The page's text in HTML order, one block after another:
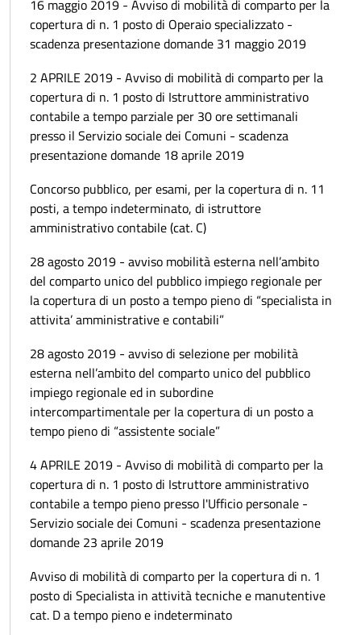
16 maggio 2019 - Avviso di mobilità di comparto per la
copertura di n. 1 posto di Operaio specializzato -
scadenza presentazione domande 31 maggio 2019
2 APRILE 2019 - Avviso di mobilità di comparto per la
copertura di n. 1 posto di Istruttore amministrativo
contabile a tempo parziale per 30 ore settimanali
presso il Servizio sociale dei Comuni - scadenza
presentazione domande 18 aprile 2019
Concorso pubblico, per esami, per la copertura di n. 11
posti, a tempo indeterminato, di istruttore
amministrativo contabile (cat. C)
28 agosto 2019 - avviso mobilità esterna nell’ambito
del comparto unico del pubblico impiego regionale per
la copertura di un posto a tempo pieno di “specialista in
attivita’ amministrative e contabili”
28 agosto 2019 - avviso di selezione per mobilità
esterna nell’ambito del comparto unico del pubblico
impiego regionale ed in subordine
intercompartimentale per la copertura di un posto a
tempo pieno di “assistente sociale”
4 APRILE 2019 - Avviso di mobilità di comparto per la
copertura di n. 1 posto di Istruttore amministrativo
contabile a tempo pieno presso l'Ufficio personale -
Servizio sociale dei Comuni - scadenza presentazione
domande 23 aprile 2019
Avviso di mobilità di comparto per la copertura di n. 1
posto di Specialista in attività tecniche e manutentive
cat. D a tempo pieno e indeterminato